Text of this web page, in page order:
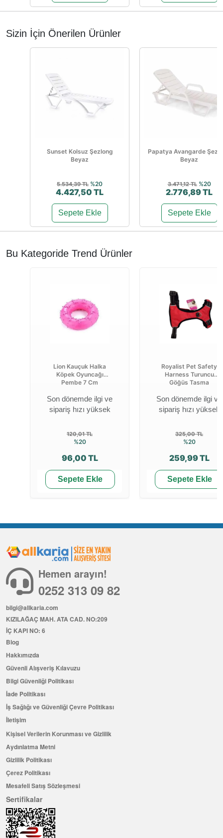
Sizin İçin Önerilen Ürünler
Sunset Kolsuz Şezlong
Beyaz
5.534,39 TL %20
4.427,50 TL
Sepete Ekle
Papatya Avangarde
Beyaz
3.471,12 TL %20
2.776,89 TL
Sepete Ekle
Bu Kategoride Trend Ürünler
Lion Kauçuk Halka
Köpek Oyuncağı
Pembe 7 Cm
Son dönemde ilgi ve
sipariş hızı yüksek
120,01 TL
%20
96,00 TL
Sepete Ekle
Royalist Pet Safety
Harness Turuncu
Göğüs Tasma
Son dönemde ilgi ve
sipariş hızı yüksek
325,00 TL
%20
259,99 TL
Sepete Ekle
Hemen arayın!
0252 313 09 82
bilgi@allkaria.com
KIZILAĞAÇ MAH. ATA CAD. NO:209
İÇ KAPI NO: 6
Blog
Hakkımızda
Güvenli Alışveriş Kılavuzu
Bilgi Güvenliği Politikası
İade Politikası
İş Sağlığı ve Güvenliği Çevre Politikası
İletişim
Kişisel Verilerin Korunması ve Gizlilik
Aydınlatma Metni
Gizlilik Politikası
Çerez Politikası
Mesafeli Satış Sözleşmesi
Sertifikalar